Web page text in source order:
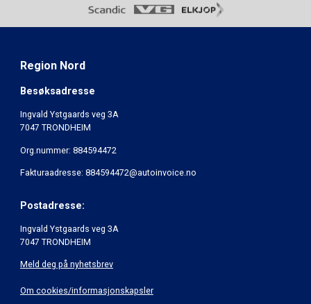
Region Nord
Besøksadresse
Ingvald Ystgaards veg 3A
7047 TRONDHEIM
Org.nummer: 884594472
Fakturaadresse: 884594472@autoinvoice.no
Postadresse:
Ingvald Ystgaards veg 3A
7047 TRONDHEIM
Meld deg på nyhetsbrev
Om cookies/informasjonskapsler